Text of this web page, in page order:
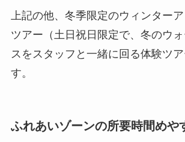
上記の他、冬季限定のウィンター
ツアー（土日祝日限定で、冬のウ
スをスタッフと一緒に回る体験ツ
す。
ふれあいゾーンの所要時間めや